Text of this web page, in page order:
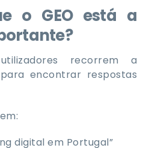
o GEO está a
recorrem a
encontrar respostas
digital em Portugal”